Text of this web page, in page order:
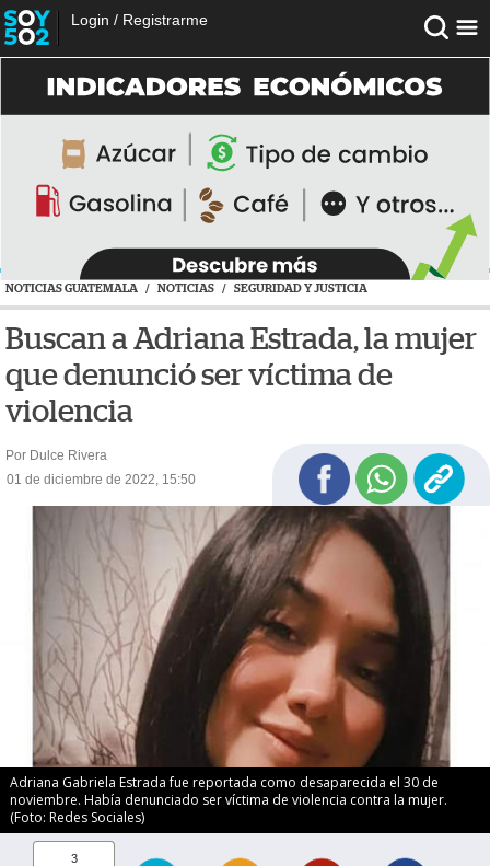
Login / Registrarme
NOTICIAS GUATEMALA / NOTICIAS / SEGURIDAD Y JUSTICIA
Buscan a Adriana Estrada, la mujer
que denunció ser víctima de
violencia
Por Dulce Rivera
01 de diciembre de 2022, 15:50
Adriana Gabriela Estrada fue reportada como desaparecida el 30 de
noviembre. Había denunciado ser víctima de violencia contra la mujer.
(Foto: Redes Sociales)
3